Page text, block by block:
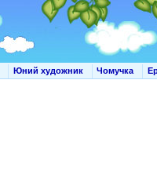
Юний художник Чомучка